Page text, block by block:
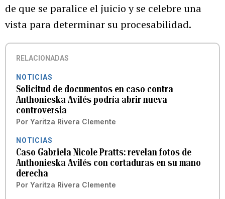
de que se paralice el juicio y se celebre una
vista para determinar su procesabilidad.
RELACIONADAS
NOTICIAS
Solicitud de documentos en caso contra
Anthonieska Avilés podría abrir nueva
controversia
Por Yaritza Rivera Clemente
NOTICIAS
Caso Gabriela Nicole Pratts: revelan fotos de
Anthonieska Avilés con cortaduras en su mano
derecha
Por Yaritza Rivera Clemente